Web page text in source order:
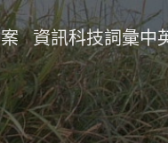
資訊科技詞彙中